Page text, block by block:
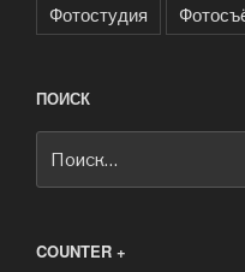
Фотостудия
ПОИСК
COUNTER +